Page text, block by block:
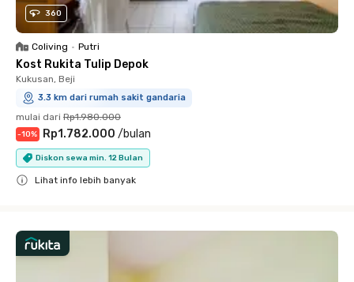
360
Coliving • Putri
Kost Rukita Tulip Depok
Kukusan, Beji
3.3 km dari rumah sakit gandaria
mulai dari Rp1.980.000
-10% Rp1.782.000 /bulan
Diskon sewa min. 12 Bulan
Lihat info lebih banyak